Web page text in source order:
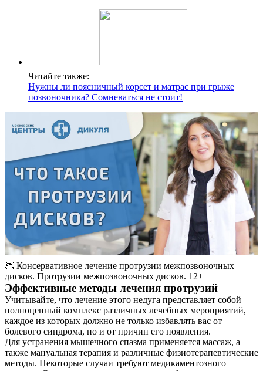
Читайте также:
Нужны ли поясничный корсет и матрас при грыже
позвоночника? Сомневаться не стоит!
👏 Консервативное лечение протрузии межпозвоночных
дисков. Протрузии межпозвоночных дисков. 12+
Эффективные методы лечения протрузий
Учитывайте, что лечение этого недуга представляет собой
полноценный комплекс различных лечебных мероприятий,
каждое из которых должно не только избавлять вас от
болевого синдрома, но и от причин его появления.
Для устранения мышечного спазма применяется массаж, а
также мануальная терапия и различные физиотерапевтические
методы. Некоторые случаи требуют медикаментозного